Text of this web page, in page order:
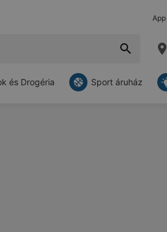
és Drogéria Sport áruház